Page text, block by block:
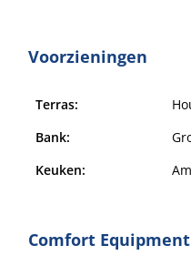
Voorzieningen
Terras:
Bank:
Keuken:
Comfort Equipment